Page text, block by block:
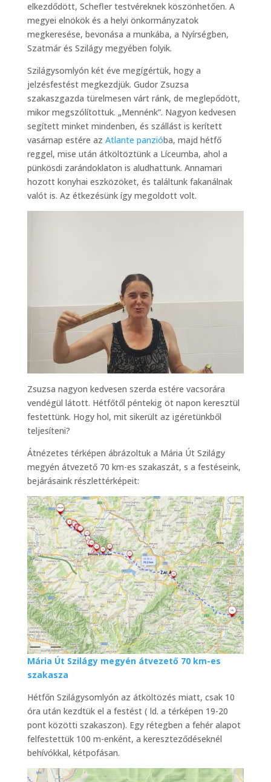
elkezdődött, Schefler testvéreknek köszönhetően. A
megyei elnökök és a helyi önkormányzatok
megkeresése, bevonása a munkába, a Nyírségben,
Szatmár és Szilágy megyében folyik.
Szilágysomlyón két éve megígértük, hogy a
jelzésfestést megkezdjük. Gudor Zsuzsa
szakaszgazda türelmesen várt ránk, de meglepődött,
mikor megszólítottuk. „Mennénk”. Nagyon kedvesen
segített minket mindenben, és szállást is kerített
vasárnap estére az Atlante panzióba, majd hétfő
reggel, mise után átköltöztünk a Líceumba, ahol a
pünkösdi zarándoklaton is aludhattunk. Annamari
hozott konyhai eszközöket, és találtunk fakanálnak
valót is. Az étkezésünk így megoldott volt.
Zsuzsa nagyon kedvesen szerda estére vacsorára
vendégül látott. Hétfőtől péntekig öt napon keresztül
festettünk. Hogy hol, mit sikerült az igéretünkből
teljesíteni?
Átnézetes térképen ábrázoltuk a Mária Út Szilágy
megyén átvezető 70 km-es szakaszát, s a festéseink,
bejárásaink részlettérképeit:
Mária Út Szilágy megyén átvezető 70 km-es
szakasza
Hétfőn Szilágysomlyón az átköltözés miatt, csak 10
óra után kezdtük el a festést ( ld. a térképen 19-20
pont közötti szakaszon). Egy rétegben a fehér alapot
felfestettük 100 m-enként, a kereszteződéseknél
behívókkal, kétpofásan.